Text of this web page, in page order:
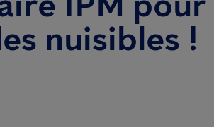
nuisibles !